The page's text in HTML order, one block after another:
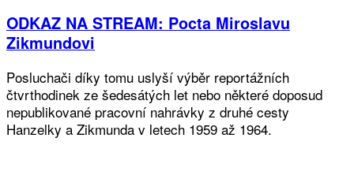
ODKAZ NA STREAM: Pocta Miroslavu
Zikmundovi
Posluchači díky tomu uslyší výběr reportážních
čtvrthodinek ze šedesátých let nebo některé doposud
nepublikované pracovní nahrávky z druhé cesty
Hanzelky a Zikmunda v letech 1959 až 1964.